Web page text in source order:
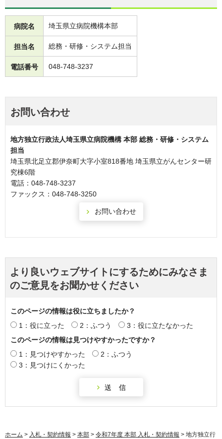
病院名 埼玉県立病院機構本部
担当名 総務・研修・システム担当
電話番号 048-748-3237
お問い合わせ
地方独立行政法人埼玉県立病院機構 本部 総務・研修・システム
担当
埼玉県北足立郡伊奈町大字小室818番地 埼玉県立がんセンター研
究棟6階
電話：048-748-3237
ファックス：048-748-3250
より良いウェブサイトにするためにみなさま
のご意見をお聞かせください
このページの情報は役に立ちましたか？
1：役に立った
2：ふつう
3：役に立たなかった
このページの情報は見つけやすかったですか？
1：見つけやすかった
2：ふつう
3：見つけにくかった
ホーム > 入札・契約情報 > 本部 > 令和7年度 本部 入札・契約情報 > 地方独立行